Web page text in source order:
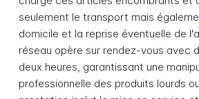
seulement le transport mais
domicile et la reprise éventuelle de
réseau opère sur rendez-vous avec
deux heures, garantissant une
professionnelle des produits lourds